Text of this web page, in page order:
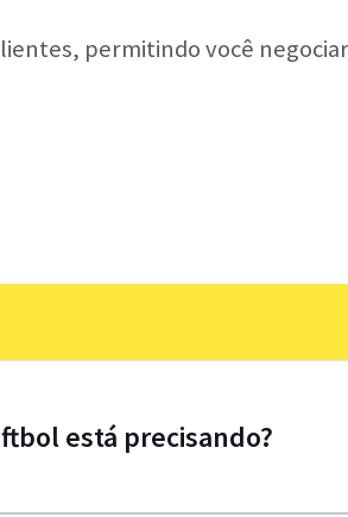
permitindo você
está precisando?